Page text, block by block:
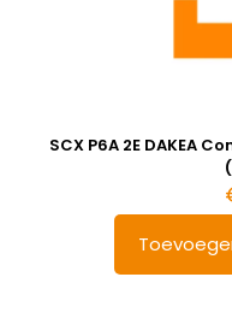
SCX P6A 2E DAKEA